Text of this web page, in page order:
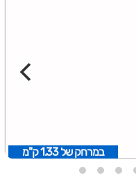
במרחק של 1.33 ק"מ